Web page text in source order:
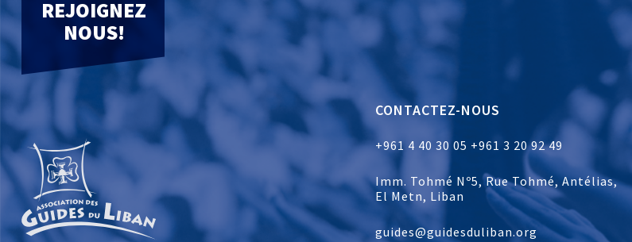
REJOIGNEZ
NOUS!
CONTACTEZ-NOUS
+961 4 40 30 05 +961 3 20 92 49
Imm. Tohmé Nº5, Rue Tohmé, Antélias,
El Metn, Liban
guides@guidesduliban.org